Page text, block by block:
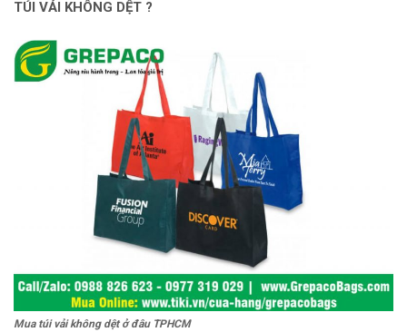
TÚI VẢI KHÔNG DỆT ?
Mua túi vải không dệt ở đâu TPHCM